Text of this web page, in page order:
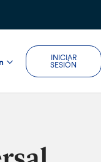
INICIAR
SESIÓN